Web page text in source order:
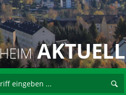
AKTUELL